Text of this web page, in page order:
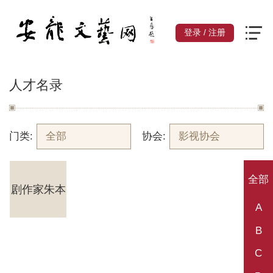
登录 / 注册
人才名录
门类: 全部 协会: 影视协会
剧作家朱本
全部
A
B
C